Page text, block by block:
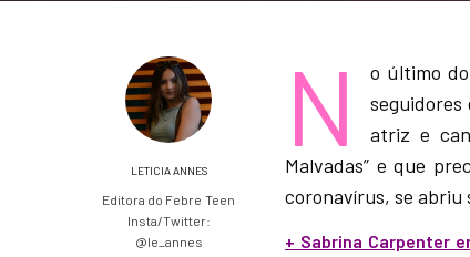
LETICIA ANNES
Editora do Febre Teen
Insta/Twitter:
@le_annes
N o último
atriz e
Malvadas” e que
coronavírus, se abriu
+ Sabrina Carpenter